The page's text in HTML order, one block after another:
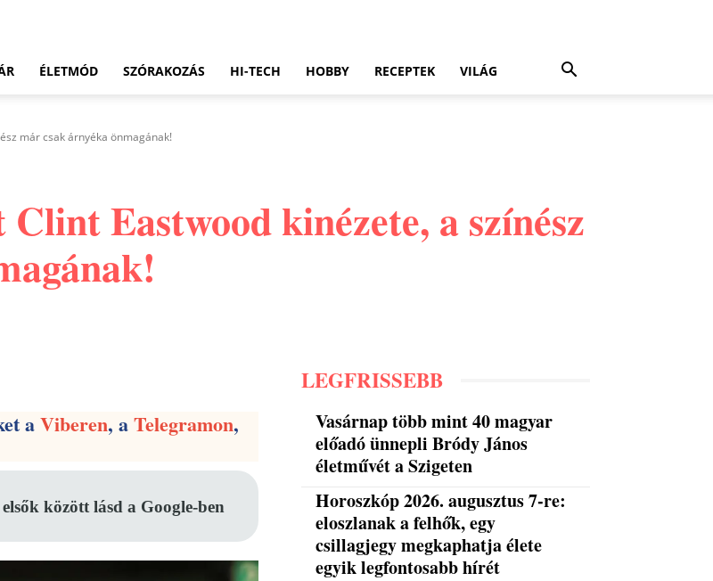
ÉLETMÓD SZÓRAKOZÁS HI-TECH HOBBY RECEPTEK VILÁG
már csak árnyéka önmagának!
Eastwood kinézete, a színész
aViberen, aTelegramon,
között lásd a Google-ben
LEGFRISSEBB
Vasárnap több mint 40 magyar
előadó ünnepli Bródy János
életművét a Szigeten
Horoszkóp 2026. augusztus 7-re:
eloszlanak a felhők, egy
csillagjegy megkaphatja élete
egyik legfontosabb hírét